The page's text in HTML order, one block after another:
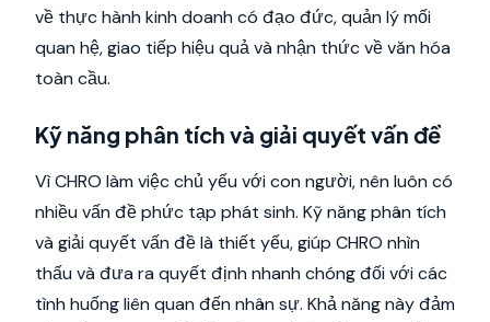
về thực hành kinh doanh có đạo đức, quản lý mối
quan hệ, giao tiếp hiệu quả và nhận thức về văn hóa
toàn cầu.
Kỹ năng phân tích và giải quyết vấn đề
Vì CHRO làm việc chủ yếu với con người, nên luôn có
nhiều vấn đề phức tạp phát sinh. Kỹ năng phân tích
và giải quyết vấn đề là thiết yếu, giúp CHRO nhìn
thấu và đưa ra quyết định nhanh chóng đối với các
tình huống liên quan đến nhân sự. Khả năng này đảm